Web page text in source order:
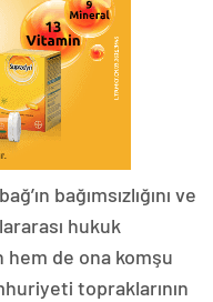
bağımsızlığını ve
hukuk
hem de ona komşu
topraklarının